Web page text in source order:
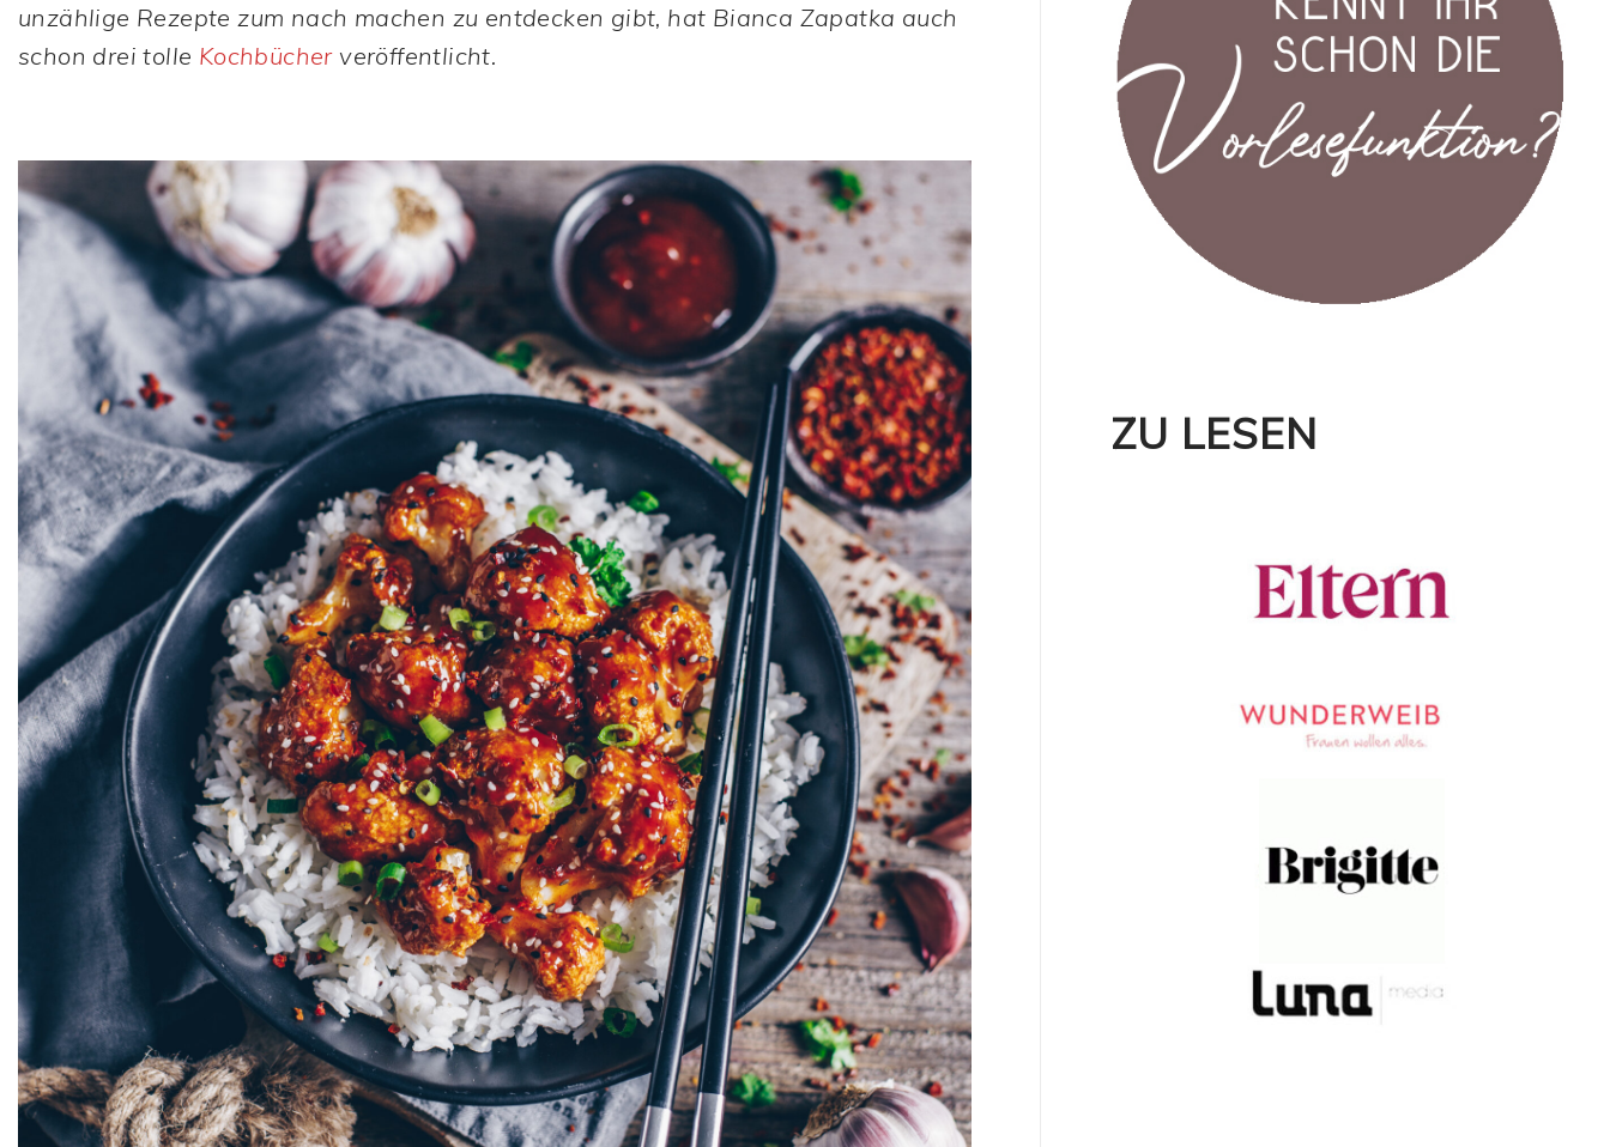
unzählige Rezepte zum nach machen zu entdecken gibt, hat Bianca Zapatka auch
schon drei tolle Kochbücherveröffentlicht.
ZU LESEN